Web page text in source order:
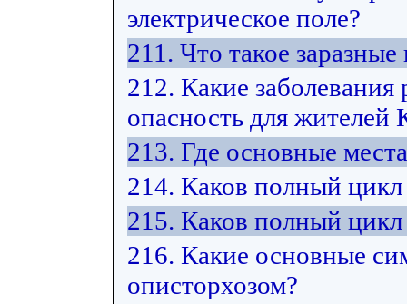
электрическое поле?
211. Что такое
212. Какие
опасность для жителей
213. Где основные
214. Каков полный цикл
215. Каков полный цикл
216. Какие основные
описторхозом?